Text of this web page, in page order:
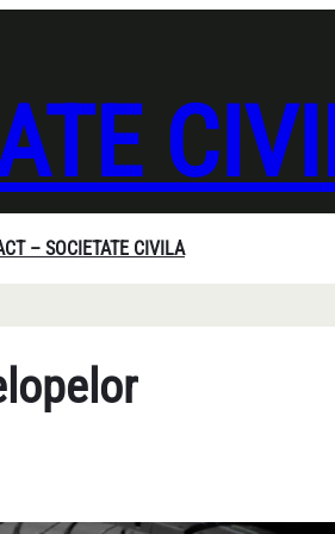
– SOCIETATE CIVILA